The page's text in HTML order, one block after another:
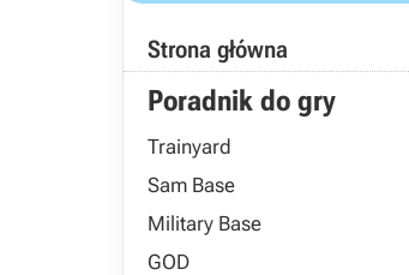
Strona główna
Poradnik do gry
Trainyard
Sam Base
Military Base
GOD